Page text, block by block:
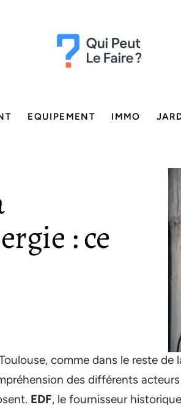
EQUIPEMENT IMMO
: ce
comme dans le reste de
des différents
EDF, le fournisseur historique